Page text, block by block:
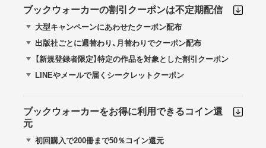
ブックウォーカーの割引クーポンは不定期配信
大型キャンペーンにあわせたクーポン配布
出版社ごとに週替わり、月替わりでクーポン配布
【新規登録者限定】特定の作品を対象とした割引クーポン
LINEやメールで届くシークレットクーポン
ブックウォーカーをお得に利用できるコイン還
元
初回購入で200冊まで50％コイン還元